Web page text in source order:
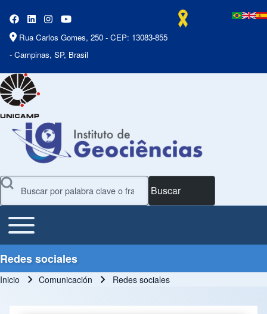
Rua Carlos Gomes, 250 - CEP: 13083-855
- Campinas, SP, Brasil
Buscar
Main Menu
Toggle main menu
Redes sociales
Inicio Comunicación Redes sociales